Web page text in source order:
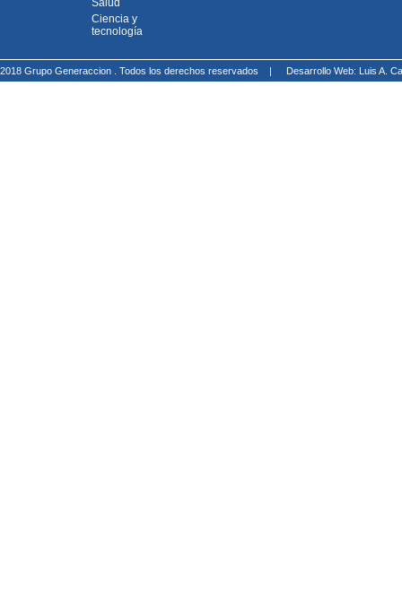
Salud
Ciencia y
tecnología
2018 Grupo Generaccion . Todos los derechos reservados | Desarrollo Web: Luis